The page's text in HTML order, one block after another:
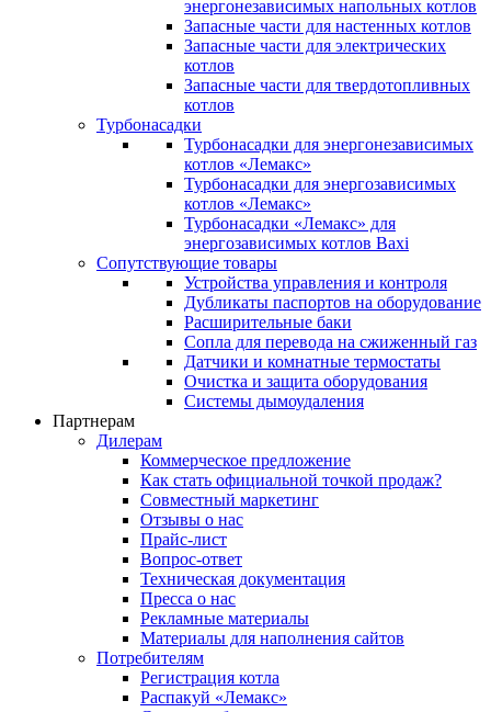
энергонезависимых напольных котлов
Запасные части для настенных котлов
Запасные части для электрических
котлов
Запасные части для твердотопливных
котлов
Турбонасадки
Турбонасадки для энергонезависимых
котлов «Лемакс»
Турбонасадки для энергозависимых
котлов «Лемакс»
Турбонасадки «Лемакс» для
энергозависимых котлов Baxi
Сопутствующие товары
Устройства управления и контроля
Дубликаты паспортов на оборудование
Расширительные баки
Сопла для перевода на сжиженный газ
Датчики и комнатные термостаты
Очистка и защита оборудования
Системы дымоудаления
Партнерам
Дилерам
Коммерческое предложение
Как стать официальной точкой продаж?
Совместный маркетинг
Отзывы о нас
Прайс-лист
Вопрос-ответ
Техническая документация
Пресса о нас
Рекламные материалы
Материалы для наполнения сайтов
Потребителям
Регистрация котла
Распакуй «Лемакс»